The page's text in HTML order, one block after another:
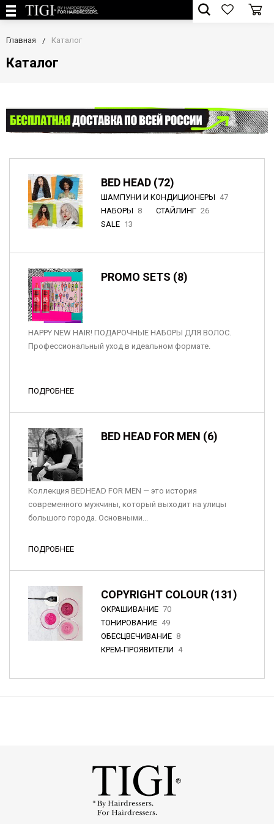
Главная Каталог
Каталог
BED HEAD (72)
ШАМПУНИ И КОНДИЦИОНЕРЫ 47
НАБОРЫ 8 СТАЙЛИНГ 26
SALE 13
PROMO SETS (8)
HAPPY NEW HAIR! ПОДАРОЧНЫЕ НАБОРЫ ДЛЯ ВОЛОС.
Профессиональный уход в идеальном формате.
ПОДРОБНЕЕ
BED HEAD FOR MEN (6)
Коллекция BEDHEAD FOR MEN — это история
современного мужчины, который выходит на улицы
большого города. Основными...
ПОДРОБНЕЕ
COPYRIGHT COLOUR (131)
ОКРАШИВАНИЕ 70
ТОНИРОВАНИЕ 49
ОБЕСЦВЕЧИВАНИЕ 8
КРЕМ-ПРОЯВИТЕЛИ 4